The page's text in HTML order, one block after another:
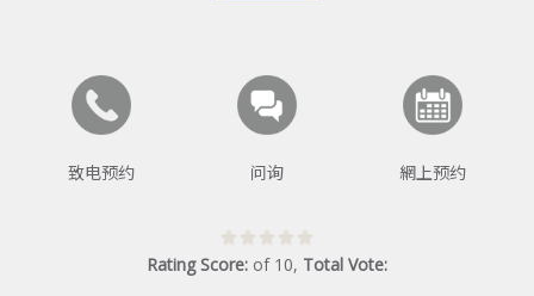
致电预约 问询 網上预约
Rating Score: of 10, Total Vote: